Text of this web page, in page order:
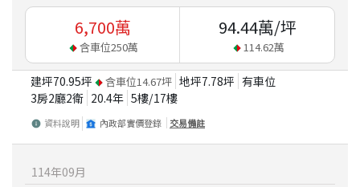
6,700萬
含車位250萬
94.44萬/坪
114.62萬
建坪70.95坪 含車位14.67坪 地坪7.78坪 有車位
3房2廳2衛 20.4年 5樓/17樓
資料說明 內政部實價登錄 交易備註
114年09月